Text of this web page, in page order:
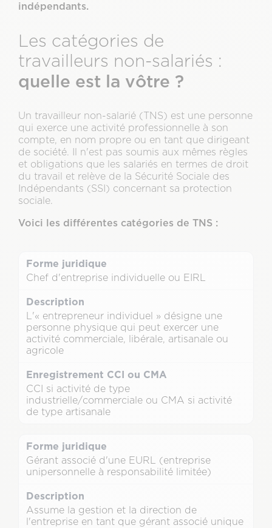
indépendants.
Les catégories de
travailleurs non-salariés :
quelle est la vôtre ?
Un travailleur non-salarié (TNS) est une personne
qui exerce une activité professionnelle à son
compte, en nom propre ou en tant que dirigeant
de société. Il n'est pas soumis aux mêmes règles
et obligations que les salariés en termes de droit
du travail et relève de la Sécurité Sociale des
Indépendants (SSI) concernant sa protection
sociale.
Voici les différentes catégories de TNS :
Chef d'entreprise individuelle ou EIRL
L'« entrepreneur individuel » désigne une
personne physique qui peut exercer une
activité commerciale, libérale, artisanale ou
agricole
CCI si activité de type
industrielle/commerciale ou CMA si activité
de type artisanale
Gérant associé d'une EURL (entreprise
unipersonnelle à responsabilité limitée)
Assume la gestion et la direction de
l'entreprise en tant que gérant associé unique